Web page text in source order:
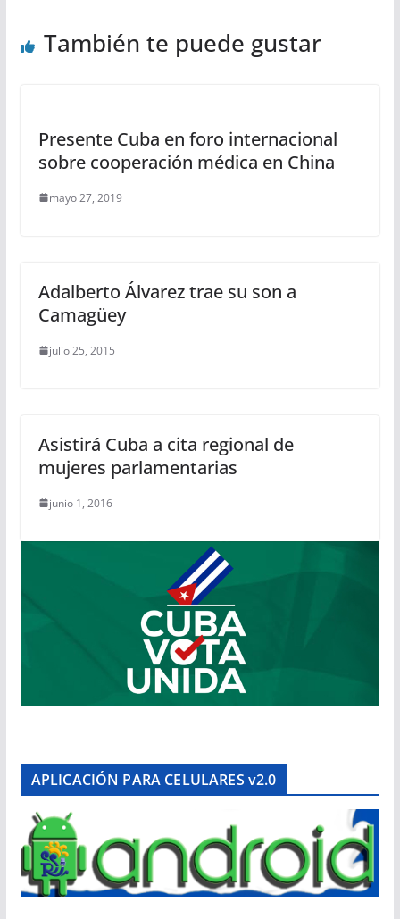
También te puede gustar
Presente Cuba en foro internacional
sobre cooperación médica en China
mayo 27, 2019
Adalberto Álvarez trae su son a
Camagüey
julio 25, 2015
Asistirá Cuba a cita regional de
mujeres parlamentarias
junio 1, 2016
APLICACIÓN PARA CELULARES v2.0